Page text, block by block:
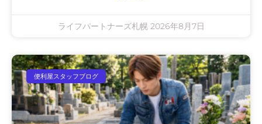
ライフパートナーズ札幌 2026年8月7日
便利屋スタッフブログ